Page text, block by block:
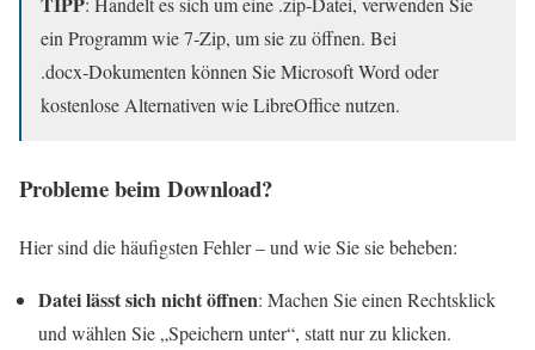
ein Programm wie 7‑Zip, um sie zu öffnen. Bei
.docx‑Dokumenten können Sie Microsoft Word oder
kostenlose Alternativen wie LibreOffice nutzen.
Probleme beim Download?
Hier sind die häufigsten Fehler – und wie Sie sie beheben:
Datei lässt sich nicht öffnen: Machen Sie einen Rechtsklick
und wählen Sie „Speichern unter“, statt nur zu klicken.